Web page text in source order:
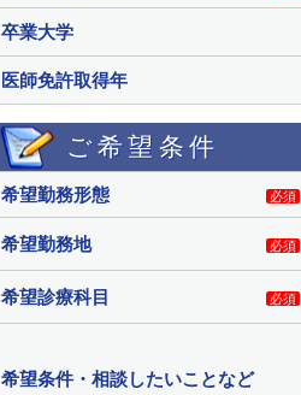
卒業大学
医師免許取得年
ご希望条件
希望勤務形態 必須
希望勤務地 必須
希望診療科目 必須
希望条件・相談したいことなど